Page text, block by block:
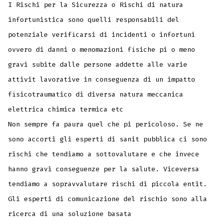
I Rischi per la Sicurezza o Rischi di natura
infortunistica sono quelli responsabili del
potenziale verificarsi di incidenti o infortuni
ovvero di danni o menomazioni fisiche pi o meno
gravi subite dalle persone addette alle varie
attivit lavorative in conseguenza di un impatto
fisicotraumatico di diversa natura meccanica
elettrica chimica termica etc
Non sempre fa paura quel che pi pericoloso. Se ne
sono accorti gli esperti di sanit pubblica ci sono
rischi che tendiamo a sottovalutare e che invece
hanno gravi conseguenze per la salute. Viceversa
tendiamo a sopravvalutare rischi di piccola entit.
Gli esperti di comunicazione del rischio sono alla
ricerca di una soluzione basata